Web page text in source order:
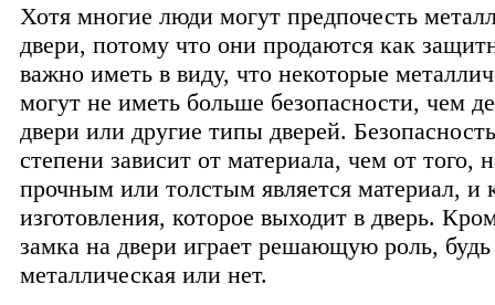
Хотя многие люди могут предпочесть
двери, потому что они продаются как
важно иметь в виду, что некоторые
могут не иметь больше безопасности, чем
двери или другие типы дверей.
степени зависит от материала, чем от того,
прочным или толстым является материал, и
изготовления, которое выходит в дверь.
замка на двери играет решающую роль, будь
металлическая или нет.